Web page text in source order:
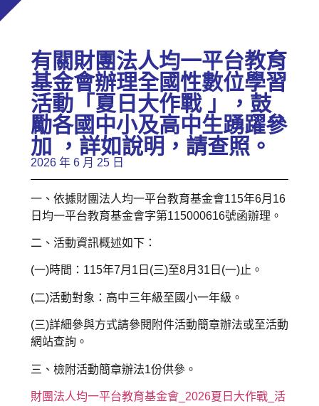
有關財團法人均一平台教育
基金會辦理全國性數位學習
活動「夏日大作戰 」，鼓
勵各國中小及高中生踴躍參
加 ，詳如說明，請查照。
2026 年 6 月 25 日
一、依據財團法人均一平台教育基金會115年6月16
日均一平台教育基金會字第115000616號函辦理。
二、活動資訊概述如下：
(一)時間：115年7月1日(三)至8月31日(一)止。
(二)活動對象：高中三年級至國小一年級。
(三)詳細參與方式請參閱附件活動簡章辦法或至活動
網站查詢。
三、檢附活動簡章辦法1份供參。
財團法人均一平台教育基金會_2026夏日大作戰_活